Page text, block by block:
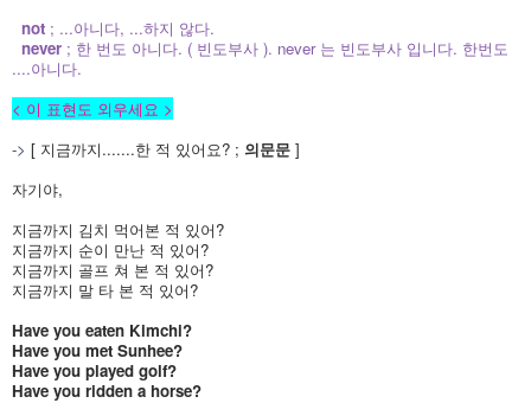
not ; ...아니다, ...하지 않다.
never ; 한 번도 아니다. ( 빈도부사 ). never 는 빈도부사 입니다. 한번도
....아니다.
< 이 표현도 외우세요 >
-> [ 지금까지.......한 적 있어요? ; 의문문 ]
자기야,
지금까지 김치 먹어본 적 있어?
지금까지 순이 만난 적 있어?
지금까지 골프 쳐 본 적 있어?
지금까지 말 타 본 적 있어?
Have you eaten Kimchi?
Have you met Sunhee?
Have you played golf?
Have you ridden a horse?